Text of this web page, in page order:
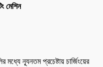
মেশিন
ন্যূনতম প্রচেষ্টায় চার্জিংয়ের